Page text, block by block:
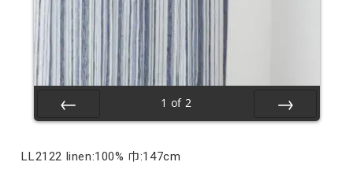
1 of 2
LL2122 linen:100% 巾:147cm